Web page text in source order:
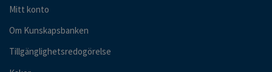
Mitt konto
Om Kunskapsbanken
Tillgänglighetsredogörelse